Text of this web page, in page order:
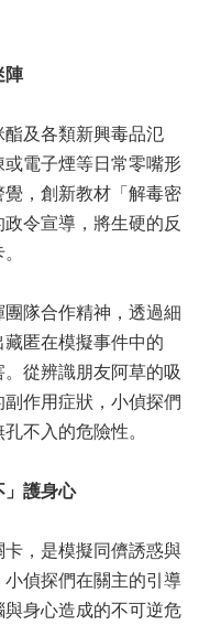
陣
及各類新興毒品氾
電子煙等日常零嘴形
，創新教材「解毒密
令宣導，將生硬的反
隊合作精神，透過細
匿在模擬事件中的
。從辨識朋友阿草的吸
作用症狀，小偵探們
不入的危險性。
」護身心
，是模擬同儕誘惑與
偵探們在關主的引導
身心造成的不可逆危